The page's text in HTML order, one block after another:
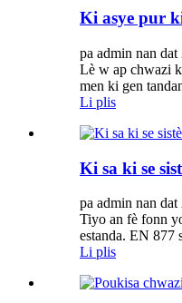
Ki asye pur
pa admin nan
Lè w ap chwazi
men ki gen
Li plis
Ki sa ki se
pa admin nan
Tiyo an fè fonn
estanda. EN 877
Li plis